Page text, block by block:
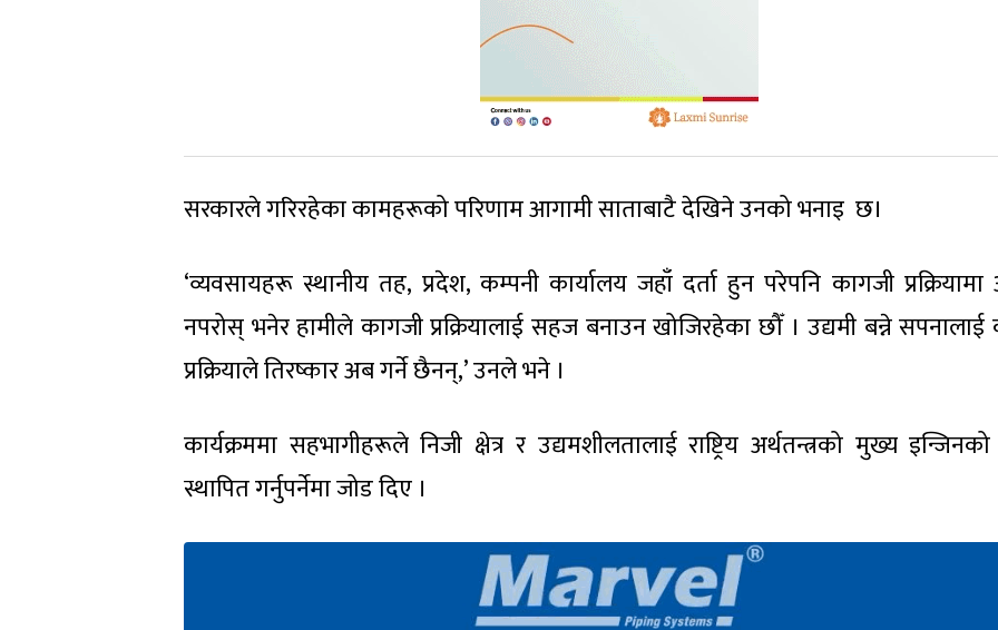
सरकारले गरिरहेका कामहरूको परिणाम आगामी साताबाटै देखिने उनको भनाइ छ।
‘व्यवसायहरू स्थानीय तह, प्रदेश, कम्पनी कार्यालय जहाँ दर्ता हुन परेपनि कागजी
नपरोस् भनेर हामीले कागजी प्रक्रियालाई सहज बनाउन खोजिरहेका छौँ । उद्यमी बन्ने
प्रक्रियाले तिरष्कार अब गर्ने छैनन्,’ उनले भने ।
कार्यक्रममा सहभागीहरूले निजी क्षेत्र र उद्यमशीलतालाई राष्ट्रिय अर्थतन्त्रको मुख्य
स्थापित गर्नुपर्नेमा जोड दिए ।